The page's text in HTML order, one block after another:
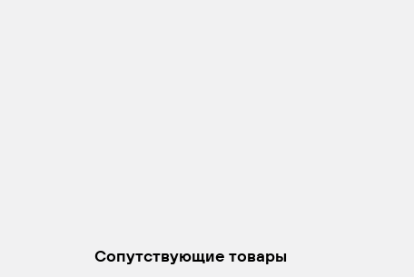
Сопутствующие товары